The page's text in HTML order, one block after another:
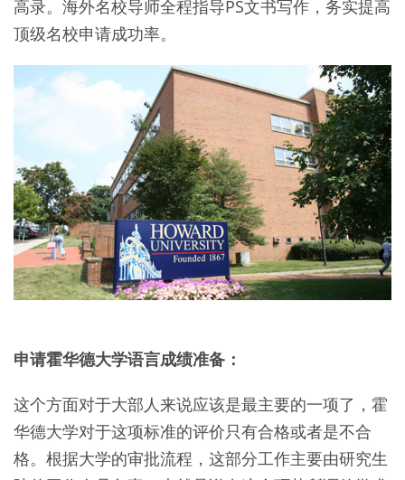
高录。海外名校导师全程指导PS文书写作，务实提高
顶级名校申请成功率。
申请霍华德大学语言成绩准备：
这个方面对于大部人来说应该是最主要的一项了，霍
华德大学对于这项标准的评价只有合格或者是不合
格。根据大学的审批流程，这部分工作主要由研究生